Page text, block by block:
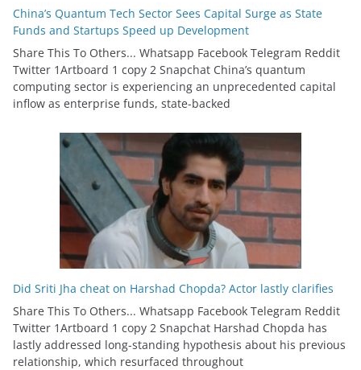
China’s Quantum Tech Sector Sees Capital Surge as State
Funds and Startups Speed up Development
Share This To Others... Whatsapp Facebook Telegram Reddit
Twitter 1Artboard 1 copy 2 Snapchat China’s quantum
computing sector is experiencing an unprecedented capital
inflow as enterprise funds, state-backed
Did Sriti Jha cheat on Harshad Chopda? Actor lastly clarifies
Share This To Others... Whatsapp Facebook Telegram Reddit
Twitter 1Artboard 1 copy 2 Snapchat Harshad Chopda has
lastly addressed long-standing hypothesis about his previous
relationship, which resurfaced throughout